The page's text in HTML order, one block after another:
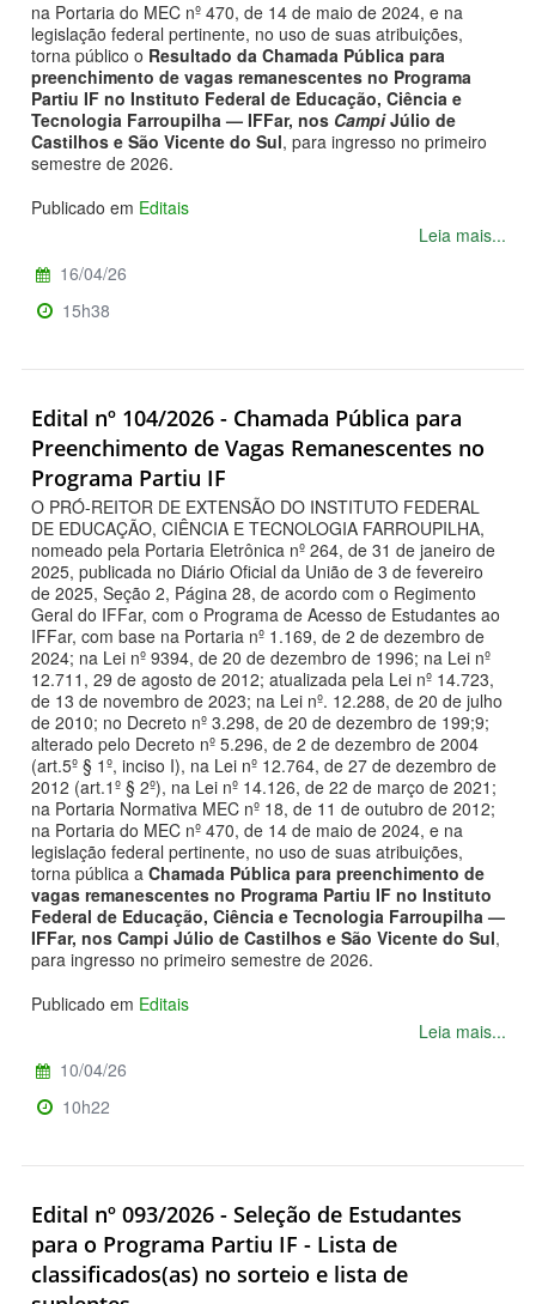
na Portaria do MEC nº 470, de 14 de maio de 2024, e na
legislação federal pertinente, no uso de suas atribuições,
torna público o Resultado da Chamada Pública para
preenchimento de vagas remanescentes no Programa
Partiu IF no Instituto Federal de Educação, Ciência e
Tecnologia Farroupilha — IFFar, nos CampiJúlio de
Castilhos e São Vicente do Sul, para ingresso no primeiro
semestre de 2026.
Publicado em Editais
Leia mais...
16/04/26
15h38
Edital nº 104/2026 - Chamada Pública para
Preenchimento de Vagas Remanescentes no
Programa Partiu IF
O PRÓ-REITOR DE EXTENSÃO DO INSTITUTO FEDERAL
DE EDUCAÇÃO, CIÊNCIA E TECNOLOGIA FARROUPILHA,
nomeado pela Portaria Eletrônica nº 264, de 31 de janeiro de
2025, publicada no Diário Oficial da União de 3 de fevereiro
de 2025, Seção 2, Página 28, de acordo com o Regimento
Geral do IFFar, com o Programa de Acesso de Estudantes ao
IFFar, com base na Portaria nº 1.169, de 2 de dezembro de
2024; na Lei nº 9394, de 20 de dezembro de 1996; na Lei nº
12.711, 29 de agosto de 2012; atualizada pela Lei nº 14.723,
de 13 de novembro de 2023; na Lei nº. 12.288, de 20 de julho
de 2010; no Decreto nº 3.298, de 20 de dezembro de 199;9;
alterado pelo Decreto nº 5.296, de 2 de dezembro de 2004
(art.5º § 1º, inciso I), na Lei nº 12.764, de 27 de dezembro de
2012 (art.1º § 2º), na Lei nº 14.126, de 22 de março de 2021;
na Portaria Normativa MEC nº 18, de 11 de outubro de 2012;
na Portaria do MEC nº 470, de 14 de maio de 2024, e na
legislação federal pertinente, no uso de suas atribuições,
torna pública a Chamada Pública para preenchimento de
vagas remanescentes no Programa Partiu IF no Instituto
Federal de Educação, Ciência e Tecnologia Farroupilha —
IFFar, nos Campi Júlio de Castilhos e São Vicente do Sul,
para ingresso no primeiro semestre de 2026.
Publicado em Editais
Leia mais...
10/04/26
10h22
Edital nº 093/2026 - Seleção de Estudantes
para o Programa Partiu IF - Lista de
classificados(as) no sorteio e lista de